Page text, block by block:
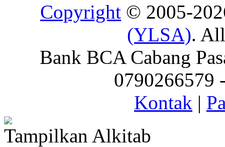
Copyright © 2005-
(YLSA).
Bank BCA Cabang
0790266579
Kontak |
Tampilkan Alkitab